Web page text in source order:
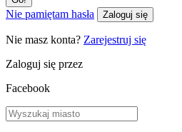
Nie pamiętam hasła Zaloguj się
Nie masz konta? Zarejestruj się
Zaloguj się przez
Facebook